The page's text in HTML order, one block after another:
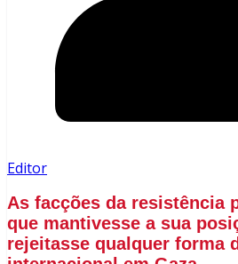
Editor
As facções da resistência
que mantivesse a sua
rejeitasse qualquer forma